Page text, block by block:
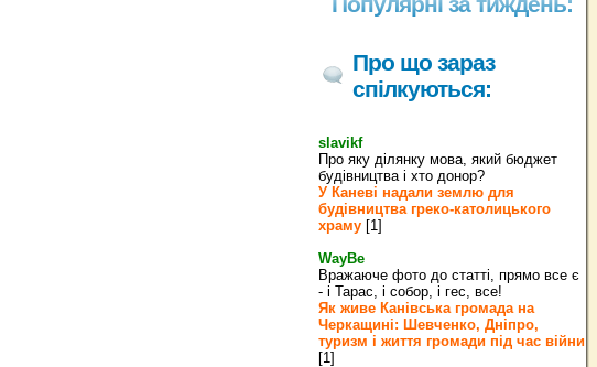
Про що зараз
спілкуються:
slavikf
Про яку ділянку мова, який бюджет
будівництва і хто донор?
У Каневі надали землю для
будівництва греко‐католицького
храму [1]
WayBe
Вражаюче фото до статті, прямо все є
- і Тарас, і собор, і гес, все!
Як живе Канівська громада на
Черкащині: Шевченко, Дніпро,
туризм і життя громади під час війни
[1]